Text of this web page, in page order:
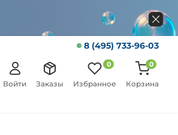
8 (495) 733-96-03
Войти Заказы Избранное
0
Корзина
0